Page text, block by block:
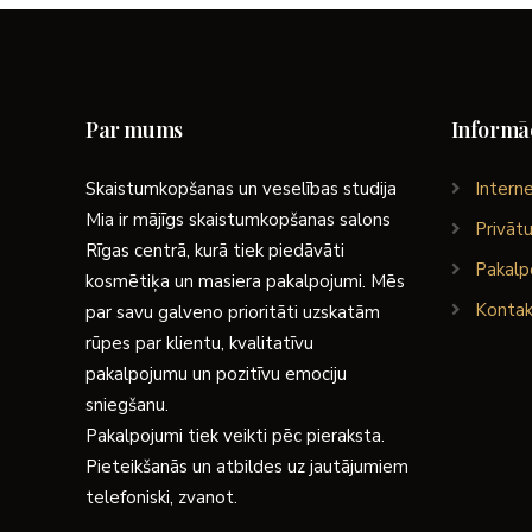
Par mums
Skaistumkopšanas un veselības studija
Mia ir mājīgs skaistumkopšanas salons
Rīgas centrā, kurā tiek piedāvāti
kosmētiķa un masiera pakalpojumi. Mēs
par savu galveno prioritāti uzskatām
rūpes par klientu, kvalitatīvu
pakalpojumu un pozitīvu emociju
sniegšanu.
Pakalpojumi tiek veikti pēc pieraksta.
Pieteikšanās un atbildes uz jautājumiem
telefoniski, zvanot.